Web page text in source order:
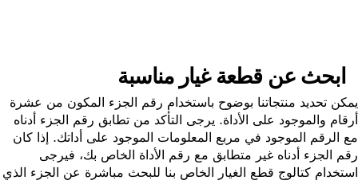
ابحث عن قطعة غيار مناسبة
تحديد منتجاتنا بوضوح باستخدام رقم الجزء المكون من عشرة
والموجود على الأداة. يرجى التأكد من تطابق رقم الجزء أدناه
الرقم الموجود في مربع المعلومات الموجود على أداتك. إذا كان
الجزء أدناه غير متطابق مع رقم الأداة الخاص بك، فيرجى
كتالوج قطع الغيار الخاص بنا للبحث مباشرة عن الجزء الذي